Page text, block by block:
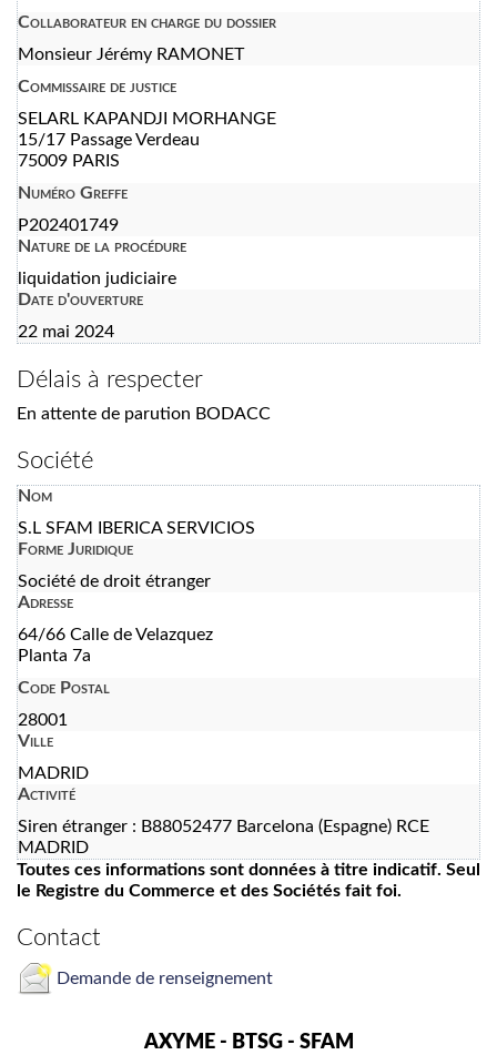
Collaborateur en charge du dossier
Monsieur Jérémy RAMONET
Commissaire de justice
SELARL KAPANDJI MORHANGE
15/17 Passage Verdeau
75009 PARIS
Numéro Greffe
P202401749
Nature de la procédure
liquidation judiciaire
Date d'ouverture
22 mai 2024
Délais à respecter
En attente de parution BODACC
Société
Nom
S.L SFAM IBERICA SERVICIOS
Forme Juridique
Société de droit étranger
Adresse
64/66 Calle de Velazquez
Planta 7a
Code Postal
28001
Ville
MADRID
Activité
Siren étranger : B88052477 Barcelona (Espagne) RCE
MADRID
Toutes ces informations sont données à titre indicatif. Seul
le Registre du Commerce et des Sociétés fait foi.
Contact
Demande de renseignement
AXYME - BTSG - SFAM